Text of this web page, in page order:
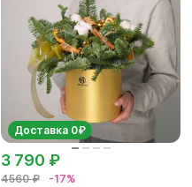
Доставка 0₽
4560 ₽ -17%
3 790 ₽